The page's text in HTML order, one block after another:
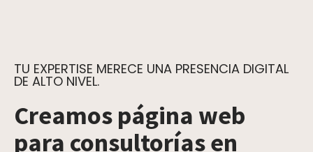
TU EXPERTISE MERECE UNA PRESENCIA DIGITAL
DE ALTO NIVEL.
Creamos página web
para consultorías en